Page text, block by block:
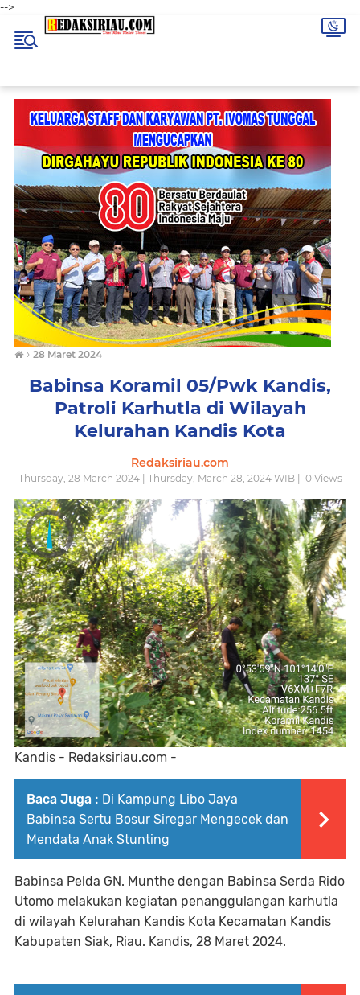
-->
› 28 Maret 2024
Babinsa Koramil 05/Pwk Kandis,
Patroli Karhutla di Wilayah
Kelurahan Kandis Kota
Redaksiriau.com
Thursday, 28 March 2024 | Thursday, March 28, 2024 WIB | 0Views
Kandis - Redaksiriau.com -
Baca Juga : Di Kampung Libo Jaya
Babinsa Sertu Bosur Siregar Mengecek dan
Mendata Anak Stunting
Babinsa Pelda GN. Munthe dengan Babinsa Serda Rido
Utomo melakukan kegiatan penanggulangan karhutla
di wilayah Kelurahan Kandis Kota Kecamatan Kandis
Kabupaten Siak, Riau. Kandis, 28 Maret 2024.